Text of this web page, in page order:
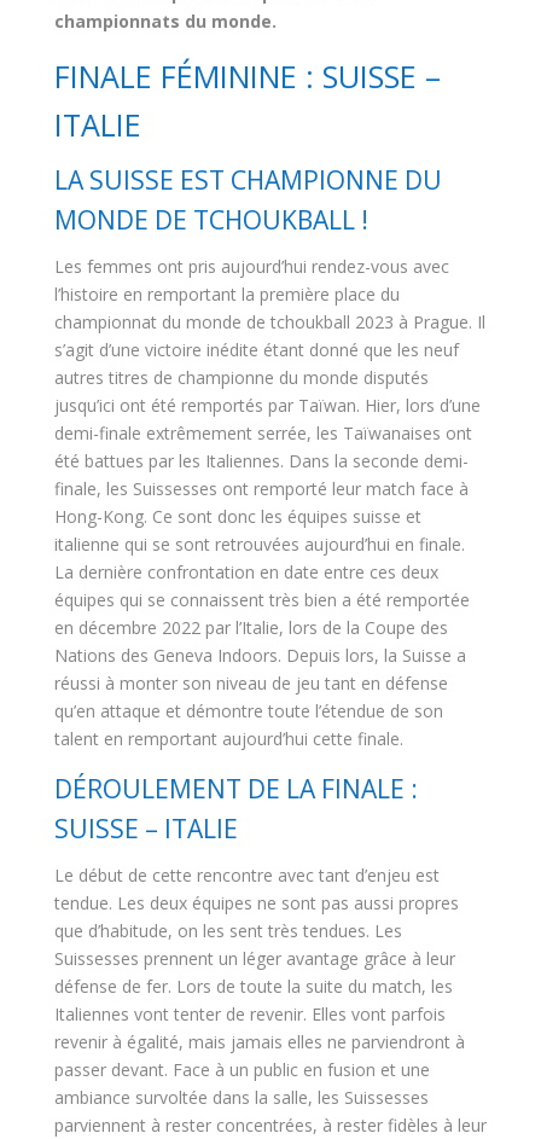
championnats du monde.
FINALE FÉMININE : SUISSE –
ITALIE
LA SUISSE EST CHAMPIONNE DU
MONDE DE TCHOUKBALL !
Les femmes ont pris aujourd’hui rendez-vous avec
l’histoire en remportant la première place du
championnat du monde de tchoukball 2023 à Prague. Il
s’agit d’une victoire inédite étant donné que les neuf
autres titres de championne du monde disputés
jusqu’ici ont été remportés par Taïwan. Hier, lors d’une
demi-finale extrêmement serrée, les Taïwanaises ont
été battues par les Italiennes. Dans la seconde demi-
finale, les Suissesses ont remporté leur match face à
Hong-Kong. Ce sont donc les équipes suisse et
italienne qui se sont retrouvées aujourd’hui en finale.
La dernière confrontation en date entre ces deux
équipes qui se connaissent très bien a été remportée
en décembre 2022 par l’Italie, lors de la Coupe des
Nations des Geneva Indoors. Depuis lors, la Suisse a
réussi à monter son niveau de jeu tant en défense
qu’en attaque et démontre toute l’étendue de son
talent en remportant aujourd’hui cette finale.
DÉROULEMENT DE LA FINALE :
SUISSE – ITALIE
Le début de cette rencontre avec tant d’enjeu est
tendue. Les deux équipes ne sont pas aussi propres
que d’habitude, on les sent très tendues. Les
Suissesses prennent un léger avantage grâce à leur
défense de fer. Lors de toute la suite du match, les
Italiennes vont tenter de revenir. Elles vont parfois
revenir à égalité, mais jamais elles ne parviendront à
passer devant. Face à un public en fusion et une
ambiance survoltée dans la salle, les Suissesses
parviennent à rester concentrées, à rester fidèles à leur